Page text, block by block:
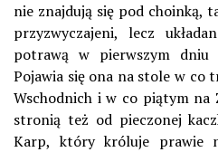
nie znajdują się pod choinką,
przyzwyczajeni, lecz
potrawą w pierwszym dniu
Pojawia się ona na stole w co
Wschodnich i w co piątym
stronią też od pieczonej
Karp, który króluje prawie